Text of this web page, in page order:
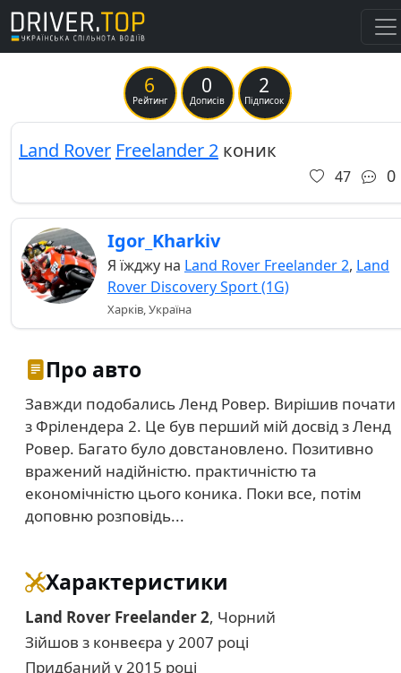
6
Рейтинг
0
Дописів
2
Підписок
Land Rover Freelander 2 коник
47 0
Igor_Kharkiv
Я їжджу на Land Rover Freelander 2, Land
Rover Discovery Sport (1G)
Харків, Україна
Про авто
Завжди подобались Ленд Ровер. Вирішив почати
з Фрілендера 2. Це був перший мій досвід з Ленд
Ровер. Багато було довстановлено. Позитивно
вражений надійністю. практичністю та
економічністю цього коника. Поки все, потім
доповню розповідь...
Характеристики
Land Rover Freelander 2, Чорний
Зійшов з конвеєра у 2007 році
Придбаний у 2015 році